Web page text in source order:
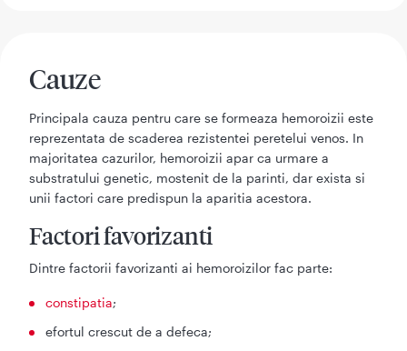
Cauze
Principala cauza pentru care se formeaza hemoroizii este
reprezentata de scaderea rezistentei peretelui venos. In
majoritatea cazurilor, hemoroizii apar ca urmare a
substratului genetic, mostenit de la parinti, dar exista si
unii factori care predispun la aparitia acestora.
Factori favorizanti
Dintre factorii favorizanti ai hemoroizilor fac parte:
constipatia;
efortul crescut de a defeca;